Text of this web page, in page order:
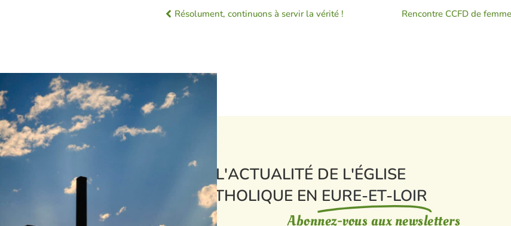
Résolument, continuons à servir la vérité !
L'ACTUALITÉ DE L'ÉGLISE
CATHOLIQUE EN EURE-ET-LOIR
Abonnez-vous aux newsletters